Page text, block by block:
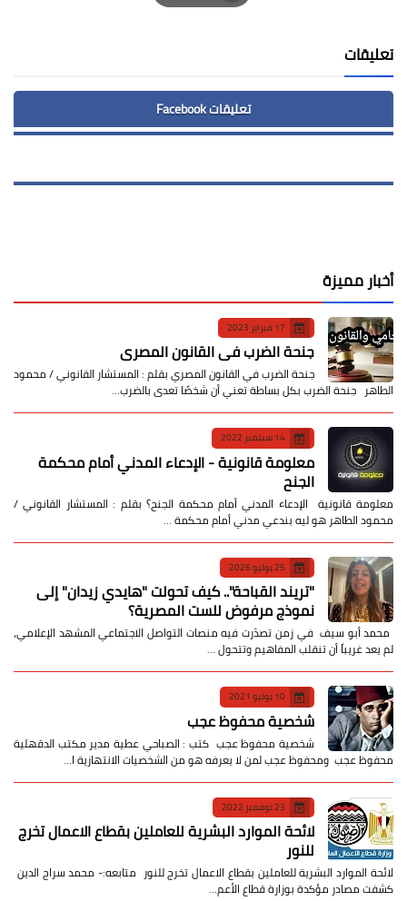
Print
تعليقات
تعليقات Facebook
أخبار مميزة
17 فبراير 2023
جنحة الضرب في القانون المصري
جنحة الضرب في القانون المصري بقلم : المستشار القانوني / محمود
الطاهر جنحة الضرب بكل بساطة تعني أن شخصًا تعدى بالضرب…
14 سبتمبر 2022
معلومة قانونية - الإدعاء المدني أمام محكمة
الجنح
معلومة قانونية الإدعاء المدني أمام محكمة الجنح؟ بقلم : المستشار القانوني /
محمود الطاهر هو ليه بندعي مدني أمام محكمة …
25 يوليو 2026
​"تريند القباحة".. كيف تحولت "هايدي زيدان" إلى
نموذج مرفوض للست المصرية؟
​ محمد أبو سيف ​في زمن تصدّرت فيه منصات التواصل الاجتماعي المشهد الإعلامي،
لم يعد غريباً أن تنقلب المفاهيم وتتحول …
10 يونيو 2021
شخصية محفوظ عجب
شخصية محفوظ عجب كتب : الصباحي عطية مدير مكتب الدقهلية
محفوظ عجب ومحفوظ عجب لمن لا يعرفه هو من الشخصيات الانتهازية ا…
23 نوفمبر 2022
لائحة الموارد البشرية للعاملين بقطاع الاعمال تخرج
للنور
لائحة الموارد البشرية للعاملين بقطاع الاعمال تخرج للنور متابعه:- محمد سراج الدين
كشفت مصادر مؤكدة بوزارة قطاع الأعم…